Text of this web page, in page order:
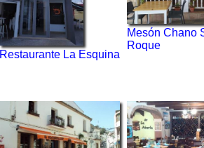
Restaurante La Esquina
Mesón Chano
Roque